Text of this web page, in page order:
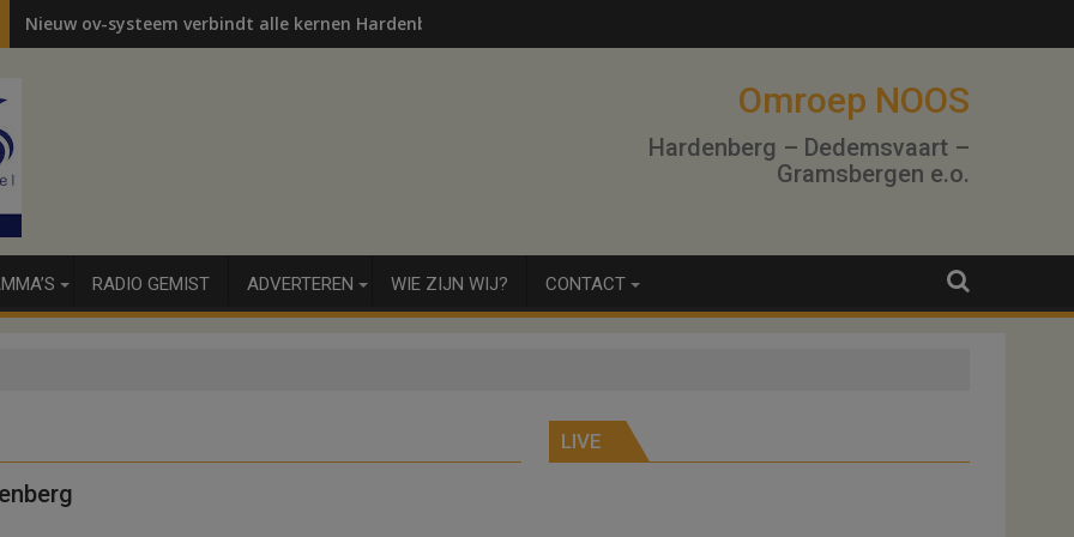
Nieuw ov-systeem verbindt alle kernen Hardenberg
Omroep NOOS
Hardenberg – Dedemsvaart –
Gramsbergen e.o.
RADIO GEMIST ADVERTEREN WIE ZIJN WIJ? CONTACT
LIVE